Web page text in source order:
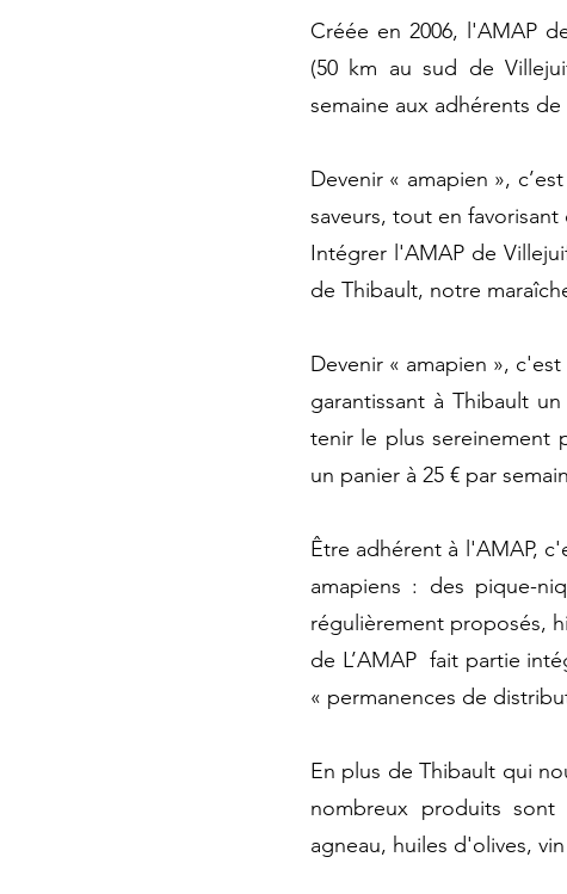
Créée en 2006, l'AMAP
(50 km au sud de
semaine aux adhérents
Devenir « amapien »,
saveurs, tout en
Intégrer l'AMAP de
de Thibault, notre
Devenir « amapien »,
garantissant à Thibault
tenir le plus sereinement
un panier à 25 € par
Être adhérent à l'AMAP,
amapiens : des pique-
régulièrement proposés,
de L’AMAP fait partie
« permanences de
En plus de Thibault qui
nombreux produits
agneau, huiles d'olives,